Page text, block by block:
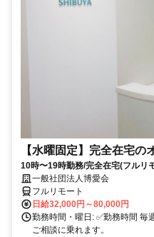
【水曜固定】完全在宅の
10時〜19時勤務/完全在宅(フルリ
業務一般社団法人博愛会
フルリモート
日給32,000円～80,000円
勤務時間・曜日: ✅勤務時間
ご相談に乗れます。